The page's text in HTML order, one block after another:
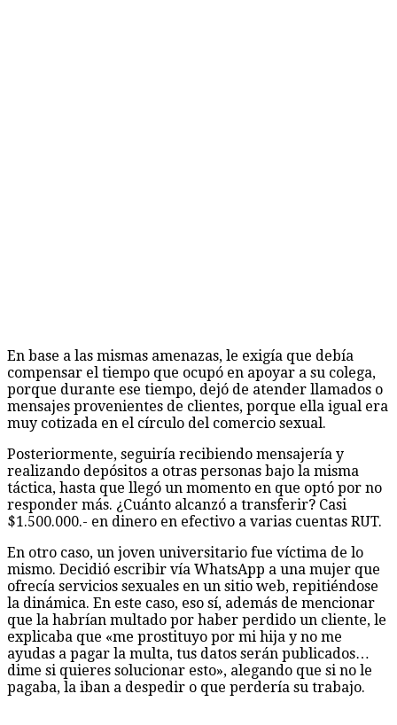
En base a las mismas amenazas, le exigía que debía
compensar el tiempo que ocupó en apoyar a su colega,
porque durante ese tiempo, dejó de atender llamados o
mensajes provenientes de clientes, porque ella igual era
muy cotizada en el círculo del comercio sexual.
Posteriormente, seguiría recibiendo mensajería y
realizando depósitos a otras personas bajo la misma
táctica, hasta que llegó un momento en que optó por no
responder más. ¿Cuánto alcanzó a transferir? Casi
$1.500.000.- en dinero en efectivo a varias cuentas RUT.
En otro caso, un joven universitario fue víctima de lo
mismo. Decidió escribir vía WhatsApp a una mujer que
ofrecía servicios sexuales en un sitio web, repitiéndose
la dinámica. En este caso, eso sí, además de mencionar
que la habrían multado por haber perdido un cliente, le
explicaba que «me prostituyo por mi hija y no me
ayudas a pagar la multa, tus datos serán publicados…
dime si quieres solucionar esto», alegando que si no le
pagaba, la iban a despedir o que perdería su trabajo.